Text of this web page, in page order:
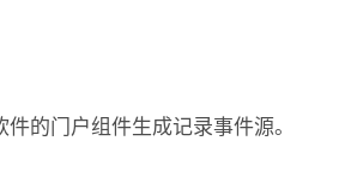
的门户组件生成记录事件源。